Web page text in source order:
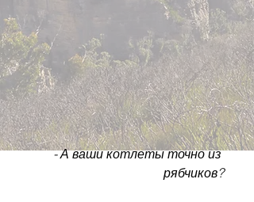
- А ваши котлеты точно из
рябчиков?